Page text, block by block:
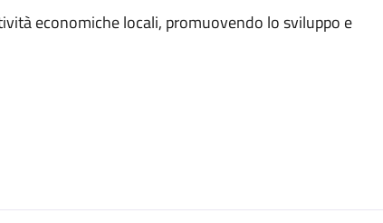
economiche locali, promuovendo lo sviluppo e